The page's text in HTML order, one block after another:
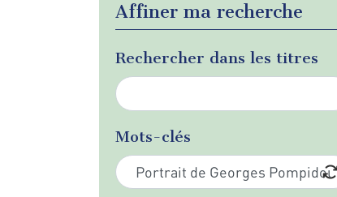
Affiner ma recherche
Rechercher dans les titres
Mots-clés